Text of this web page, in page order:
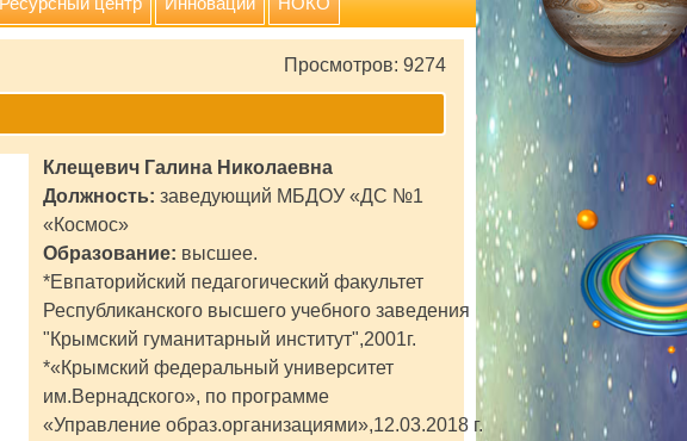
Просмотров: 9274
Клещевич Галина Николаевна
Должность: заведующий МБДОУ «ДС №1
«Космос»
Образование: высшее.
*Евпаторийский педагогический факультет
Республиканского высшего учебного заведения
"Крымский гуманитарный институт",2001г.
*«Крымский федеральный университет
им.Вернадского», по программе
«Управление образ.организациями»,12.03.2018 г.